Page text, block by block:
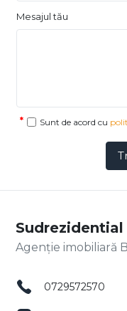
Mesajul tău
Sunt de acord cu
Agenție imobiliară
0729572570